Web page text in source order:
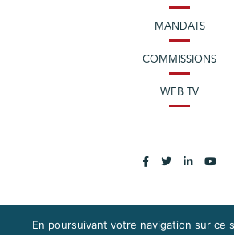
MANDATS
COMMISSIONS
WEB TV
En poursuivant votre navigation sur ce